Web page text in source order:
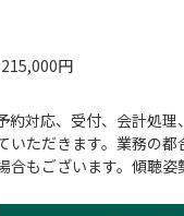
円
約対応、受付、会計処
いただきます。業務の
合もございます。傾聴